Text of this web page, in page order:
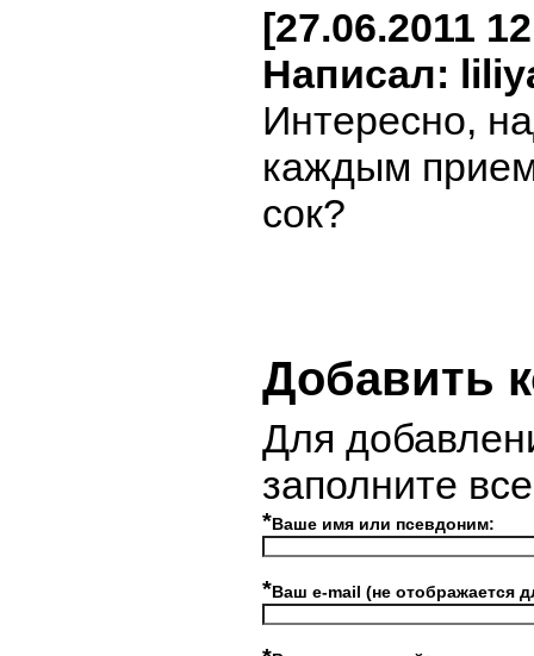
[27.06.2011
Написал:
Интересно,
каждым
сок?
Добавить
Для
заполните
*Ваше имя или псевдоним:
*Ваш e-mail (не отображается